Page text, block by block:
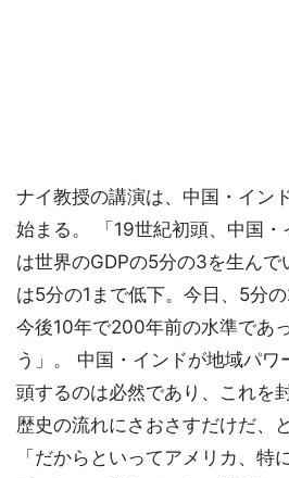
ナイ教授の講演は、中国・イン
始まる。 「19世紀初頭、中国
は世界のGDPの5分の3を生ん
は5分の1まで低下。今日、5分
今後10年で200年前の水準であ
う」。 中国・インドが地域パワ
頭するのは必然であり、これを
歴史の流れにさおさすだけだ、
「だからといってアメリカ、特